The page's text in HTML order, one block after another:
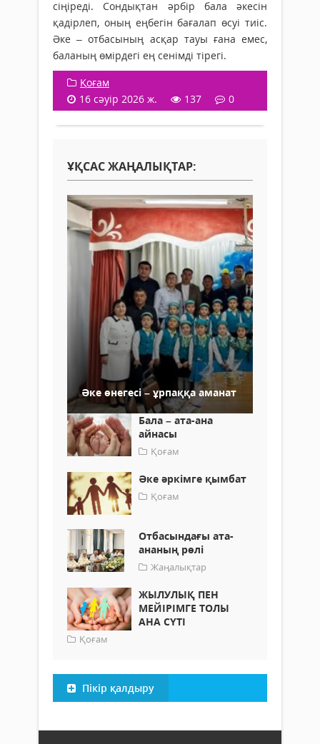
сіңіреді. Сондықтан әрбір бала әкесін
қадірлеп, оның еңбегін бағалап өсуі тиіс.
Әке – отбасының асқар тауы ғана емес,
баланың өмірдегі ең сенімді тірегі.
Қоғам
16 сәуір 2026 ж.
137 0
ҰҚСАС ЖАҢАЛЫҚТАР:
Әке өнегесі – ұрпаққа аманат
Бала – ата-ана
айнасы
Қоғам
Әке әркімге қымбат
Қоғам
Отбасындағы ата-
ананың рөлі
Жаңалықтар
ЖЫЛУЛЫҚ ПЕН
МЕЙІРІМГЕ ТОЛЫ
АНА СҮТІ
Қоғам
Пікір қалдыру